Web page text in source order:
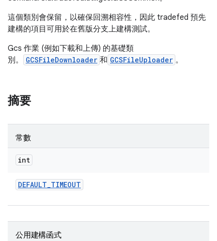
這個類別會保留，以確保回溯相容性，因此 tradefed 預先
建構的項目可用於在舊版分支上建構測試。
Gcs 作業 (例如下載和上傳) 的基礎類
別。
GCSFileDownloader 和 GCSFileUploader 。
摘要
常數
int
DEFAULT_TIMEOUT
公用建構函式